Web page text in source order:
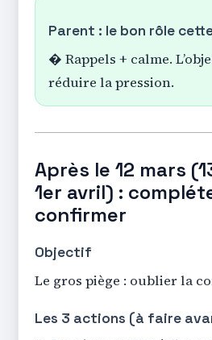
Parent : le bon rôle
� Rappels + calme.
réduire la pression.
Après le 12 mars
1er avril) :
confirmer
Objectif
Le gros piège : oublier la
Les 3 actions (à faire